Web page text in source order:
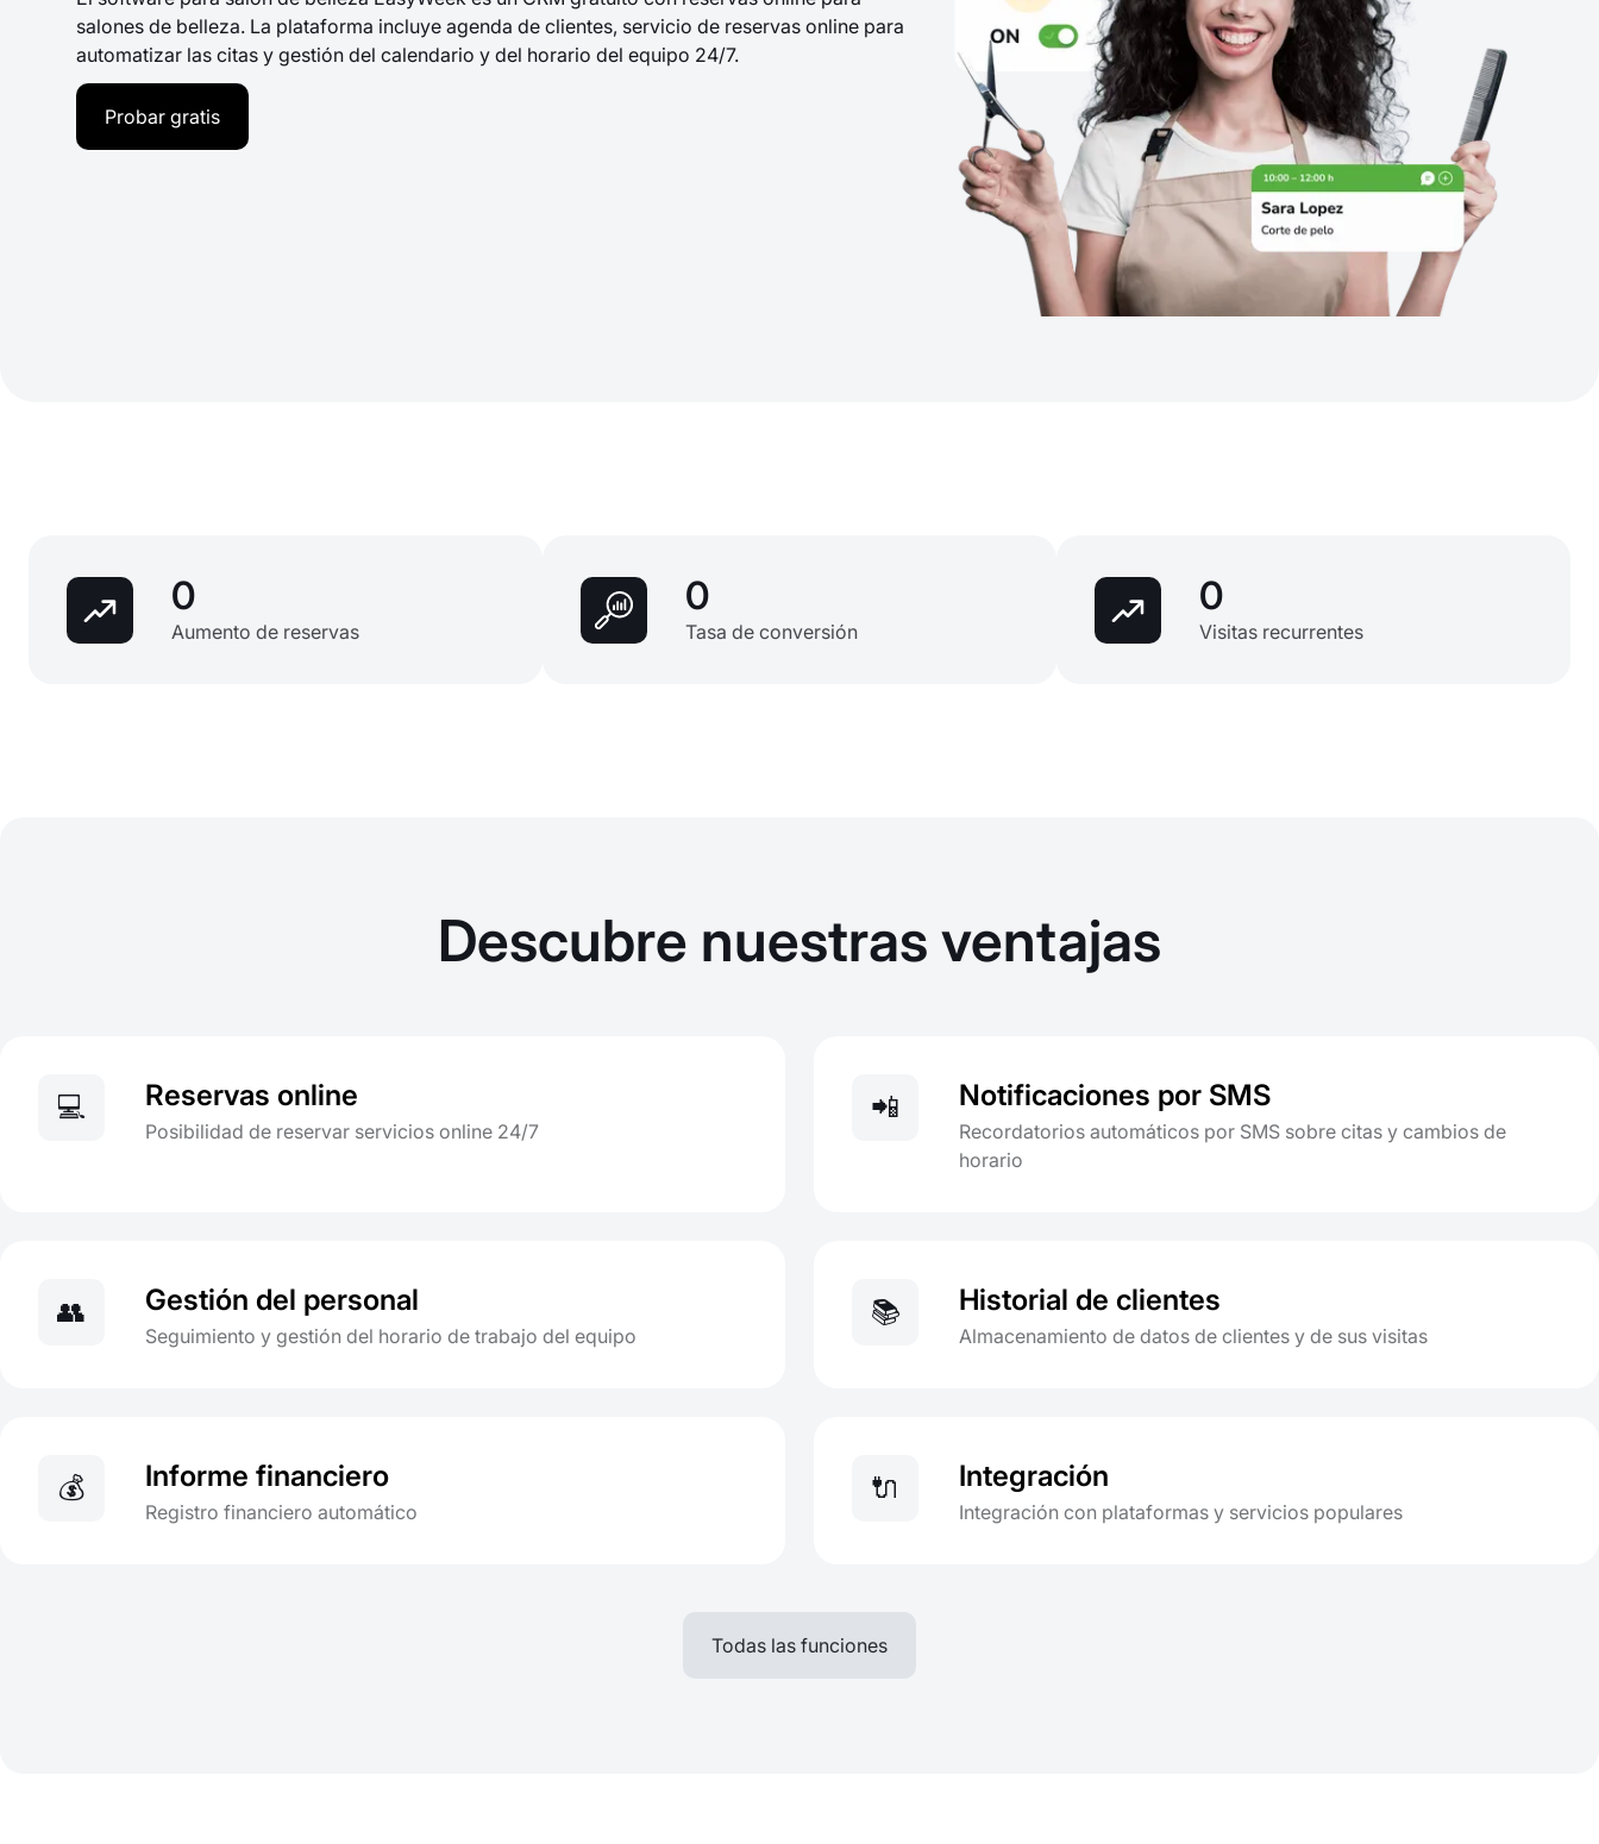
salones de belleza. La plataforma incluye agenda de clientes, servicio de reservas online para
automatizar las citas y gestión del calendario y del horario del equipo 24/7.
Probar gratis
0
Aumento de reservas
0
Tasa de conversión
0
Visitas recurrentes
Descubre nuestras ventajas
💻 Reservas online
Posibilidad de reservar servicios online 24/7
📲 Notificaciones por SMS
Recordatorios automáticos por SMS sobre citas y cambios de
horario
👥 Gestión del personal
Seguimiento y gestión del horario de trabajo del equipo
📚 Historial de clientes
Almacenamiento de datos de clientes y de sus visitas
💰 Informe financiero
Registro financiero automático
🔌 Integración
Integración con plataformas y servicios populares
Todas las funciones